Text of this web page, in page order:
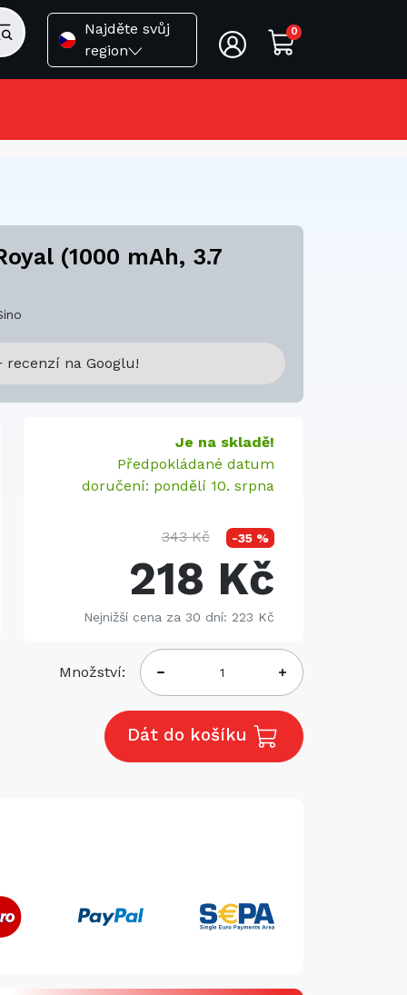
Najděte svůj
region
0
(1000 mAh, 3.7
recenzí na Googlu!
Je na skladě!
Předpokládané datum
doručení: pondělí 10. srpna
343 Kč -35 %
218 Kč
Nejnižší cena za 30 dní: 223 Kč
Množství:
Dát do košíku